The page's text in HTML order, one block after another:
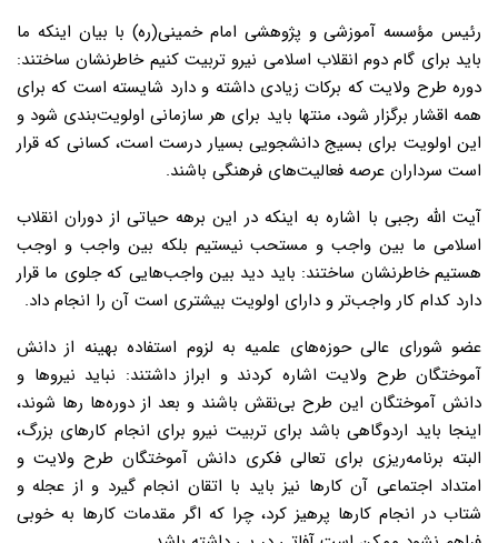
رئیس مؤسسه آموزشی و پژوهشی امام خمینی(ره) با بیان اینکه ما
باید برای گام دوم انقلاب اسلامی نیرو تربیت کنیم خاطرنشان ساختند:
دوره طرح ولایت که برکات زیادی داشته و دارد شایسته است که برای
همه اقشار برگزار شود، منتها باید برای هر سازمانی اولویت‌بندی شود و
این اولویت برای بسیج دانشجویی بسیار درست است، کسانی که قرار
است سرداران عرصه فعالیت‌های فرهنگی باشند.
آیت الله رجبی با اشاره به اینکه در این برهه حیاتی از دوران انقلاب
اسلامی ما بین واجب و مستحب نیستیم بلکه بین واجب و اوجب
هستیم خاطرنشان ساختند: باید دید بین واجب‌هایی که جلوی ما قرار
دارد کدام کار واجب‌تر و دارای اولویت بیشتری است آن را انجام داد.
عضو شورای عالی حوزه‌های علمیه به لزوم استفاده بهینه از دانش
آموختگان طرح ولایت اشاره کردند و ابراز داشتند: نباید نیروها و
دانش آموختگان این طرح بی‌نقش باشند و بعد از دوره‌ها رها شوند،
اینجا باید اردوگاهی باشد برای تربیت نیرو برای انجام کارهای بزرگ،
البته برنامه‌ریزی برای تعالی فکری دانش آموختگان طرح ولایت و
امتداد اجتماعی آن کارها نیز باید با اتقان انجام گیرد و از عجله و
شتاب در انجام کارها پرهیز کرد، چرا که اگر مقدمات کارها به خوبی